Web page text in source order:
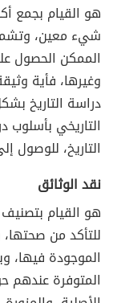
هو القيام بجمع
شيء معين،
الممكن الحصول
وغيرها، فأية
دراسة التاريخ
التاريخي
التاريخ، للوصول
نقد الوثائق
هو القيام بتصنيف
للتأكد من
الموجودة فيها،
المتوفرة عندهم